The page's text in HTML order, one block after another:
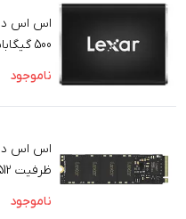
500 گیگابایت
ناموجود
ظرفیت 512 گیگابایت
ناموجود